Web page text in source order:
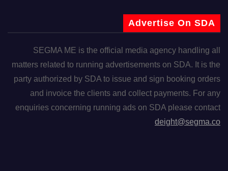
Advertise On SDA
SEGMA ME is the official media agency handling all
matters related to running advertisements on SDA. It is the
party authorized by SDA to issue and sign booking orders
and invoice the clients and collect payments. For any
enquiries concerning running ads on SDA please contact
deight@segma.co